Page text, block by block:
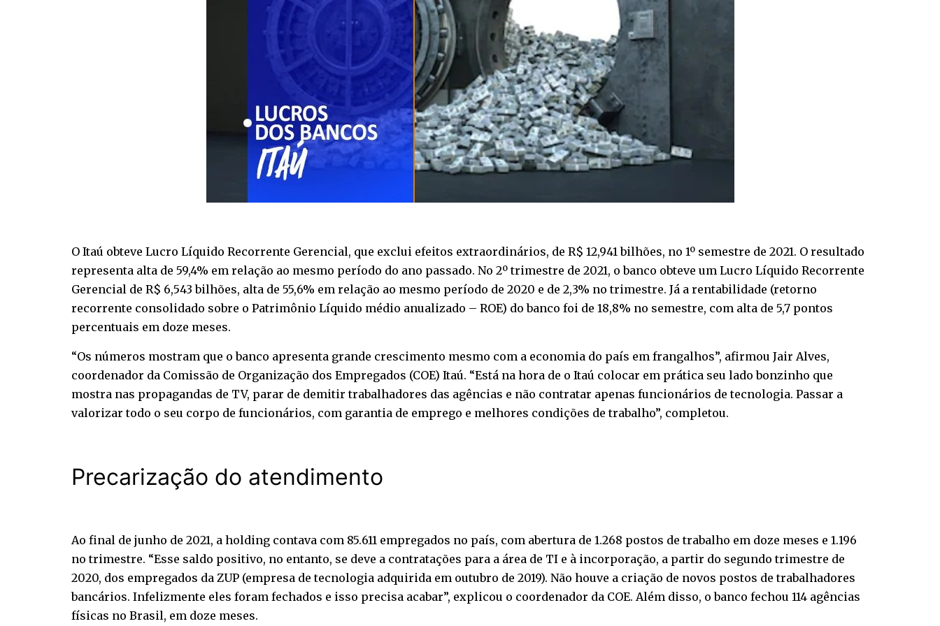
O Itaú obteve Lucro Líquido Recorrente Gerencial, que exclui efeitos extraordinários, de R$ 12,941 bilhões, no 1º semestre de 2021. O resultado
representa alta de 59,4% em relação ao mesmo período do ano passado. No 2º trimestre de 2021, o banco obteve um Lucro Líquido Recorrente
Gerencial de R$ 6,543 bilhões, alta de 55,6% em relação ao mesmo período de 2020 e de 2,3% no trimestre. Já a rentabilidade (retorno
recorrente consolidado sobre o Patrimônio Líquido médio anualizado – ROE) do banco foi de 18,8% no semestre, com alta de 5,7 pontos
percentuais em doze meses.
“Os números mostram que o banco apresenta grande crescimento mesmo com a economia do país em frangalhos”, afirmou Jair Alves,
coordenador da Comissão de Organização dos Empregados (COE) Itaú. “Está na hora de o Itaú colocar em prática seu lado bonzinho que
mostra nas propagandas de TV, parar de demitir trabalhadores das agências e não contratar apenas funcionários de tecnologia. Passar a
valorizar todo o seu corpo de funcionários, com garantia de emprego e melhores condições de trabalho”, completou.
Precarização do atendimento
Ao final de junho de 2021, a holding contava com 85.611 empregados no país, com abertura de 1.268 postos de trabalho em doze meses e 1.196
no trimestre. “Esse saldo positivo, no entanto, se deve a contratações para a área de TI e à incorporação, a partir do segundo trimestre de
2020, dos empregados da ZUP (empresa de tecnologia adquirida em outubro de 2019). Não houve a criação de novos postos de trabalhadores
bancários. Infelizmente eles foram fechados e isso precisa acabar”, explicou o coordenador da COE. Além disso, o banco fechou 114 agências
físicas no Brasil, em doze meses.